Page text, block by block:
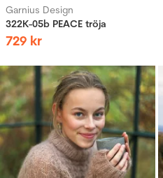
Garnius Design
322K-05b PEACE tröja
729 kr